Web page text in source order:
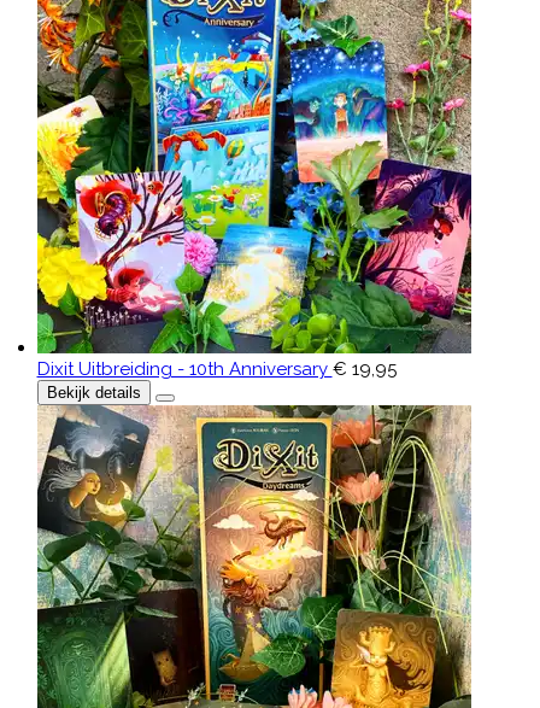
Dixit Uitbreiding - 10th Anniversary € 19,95
Bekijk details